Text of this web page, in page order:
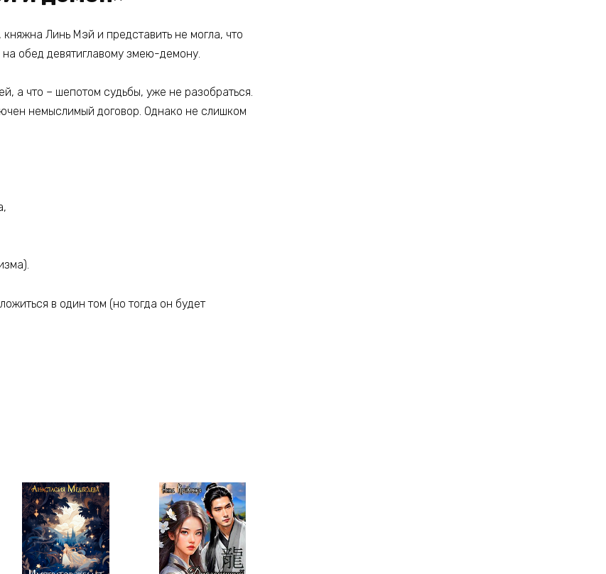
Линь Мэй и представить не могла, что
на обед девятиглавому змею-демону.
а что – шепотом судьбы, уже не разобраться.
немыслимый договор. Однако не слишком
в один том (но тогда он будет